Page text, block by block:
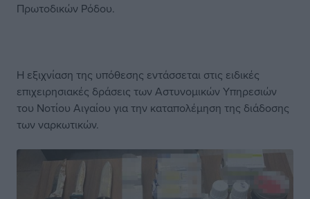
Πρωτοδικών Ρόδου.
Η εξιχνίαση της υπόθεσης εντάσσεται στις ειδικές
επιχειρησιακές δράσεις των Αστυνομικών Υπηρεσιών
του Νοτίου Αιγαίου για την καταπολέμηση της διάδοσης
των ναρκωτικών.